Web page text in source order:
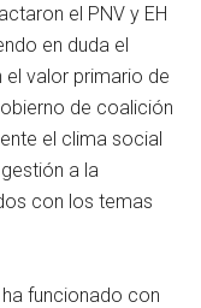
el PNV y EH
en duda el
valor primario de
de coalición
el clima social
a la
con los temas
funcionado con